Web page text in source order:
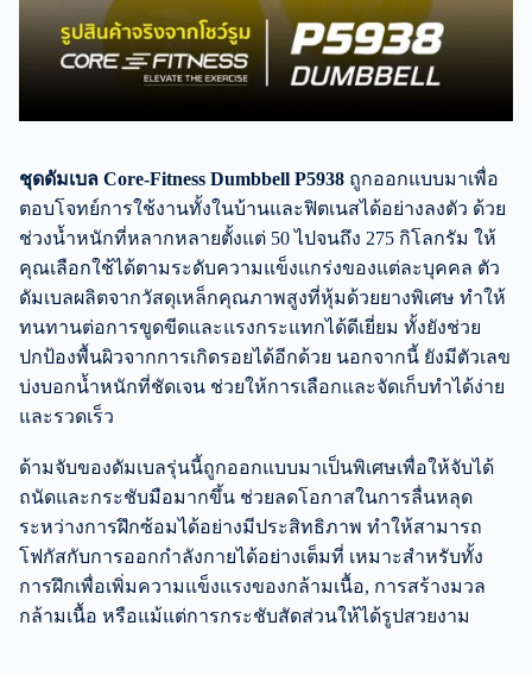
ชุดดัมเบล Core-Fitness Dumbbell P5938 ถูกออกแบบมาเพื่อ
ตอบโจทย์การใช้งานทั้งในบ้านและฟิตเนสได้อย่างลงตัว ด้วย
ช่วงน้ำหนักที่หลากหลายตั้งแต่ 50 ไปจนถึง 275 กิโลกรัม ให้
คุณเลือกใช้ได้ตามระดับความแข็งแกร่งของแต่ละบุคคล ตัว
ดัมเบลผลิตจากวัสดุเหล็กคุณภาพสูงที่หุ้มด้วยยางพิเศษ ทำให้
ทนทานต่อการขูดขีดและแรงกระแทกได้ดีเยี่ยม ทั้งยังช่วย
ปกป้องพื้นผิวจากการเกิดรอยได้อีกด้วย นอกจากนี้ ยังมีตัวเลข
บ่งบอกน้ำหนักที่ชัดเจน ช่วยให้การเลือกและจัดเก็บทำได้ง่าย
และรวดเร็ว
ด้ามจับของดัมเบลรุ่นนี้ถูกออกแบบมาเป็นพิเศษเพื่อให้จับได้
ถนัดและกระชับมือมากขึ้น ช่วยลดโอกาสในการลื่นหลุด
ระหว่างการฝึกซ้อมได้อย่างมีประสิทธิภาพ ทำให้สามารถ
โฟกัสกับการออกกำลังกายได้อย่างเต็มที่ เหมาะสำหรับทั้ง
การฝึกเพื่อเพิ่มความแข็งแรงของกล้ามเนื้อ, การสร้างมวล
กล้ามเนื้อ หรือแม้แต่การกระชับสัดส่วนให้ได้รูปสวยงาม